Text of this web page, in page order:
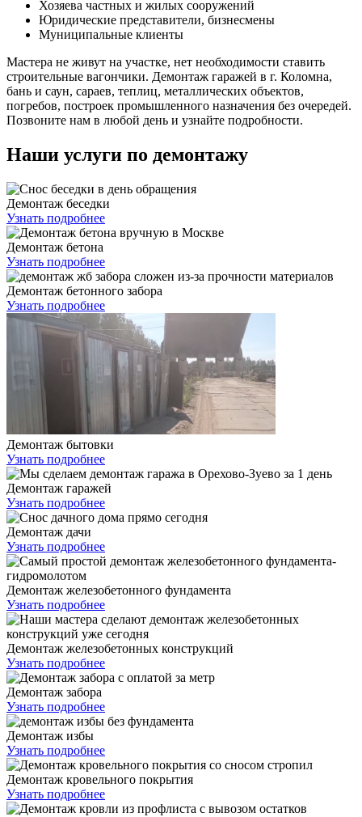
Хозяева частных и жилых сооружений
Юридические представители, бизнесмены
Муниципальные клиенты
Мастера не живут на участке, нет необходимости ставить
строительные вагончики. Демонтаж гаражей в г. Коломна,
бань и саун, сараев, теплиц, металлических объектов,
погребов, построек промышленного назначения без очередей.
Позвоните нам в любой день и узнайте подробности.
Наши услуги по демонтажу
Демонтаж беседки
Узнать подробнее
Демонтаж бетона
Узнать подробнее
Демонтаж бетонного забора
Узнать подробнее
Демонтаж бытовки
Узнать подробнее
Демонтаж гаражей
Узнать подробнее
Демонтаж дачи
Узнать подробнее
Демонтаж железобетонного фундамента
Узнать подробнее
Демонтаж железобетонных конструкций
Узнать подробнее
Демонтаж забора
Узнать подробнее
Демонтаж избы
Узнать подробнее
Демонтаж кровельного покрытия
Узнать подробнее